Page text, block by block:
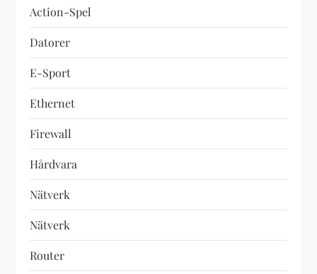
Action-Spel
Datorer
E-Sport
Ethernet
Firewall
Hårdvara
Nätverk
Nätverk
Router